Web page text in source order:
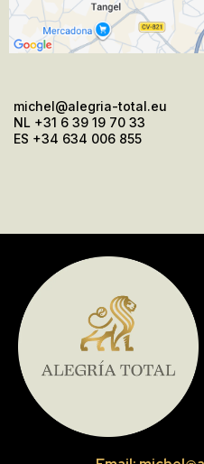
michel@alegria-total.eu
NL +31 6 39 19 70 33
ES +34 634 006 855